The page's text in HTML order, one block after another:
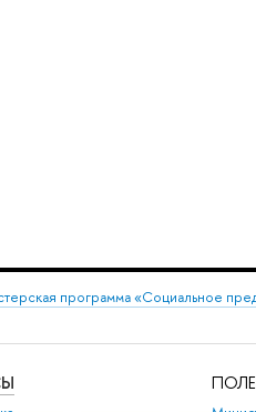
программа «Социальное